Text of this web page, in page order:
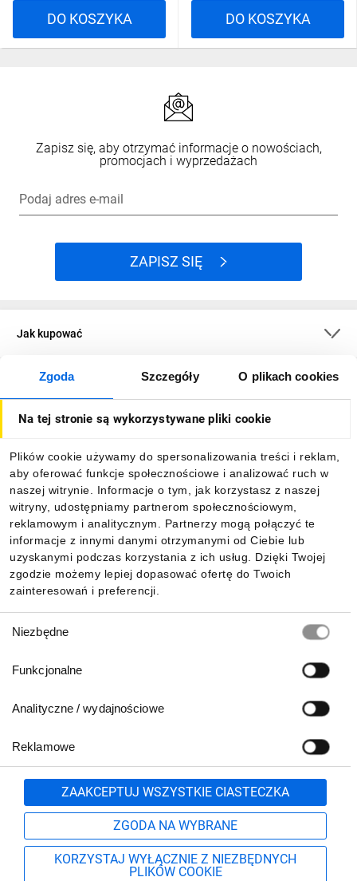
Zgoda Szczegóły O plikach cookies
Na tej stronie są wykorzystywane pliki cookie
Plików cookie używamy do spersonalizowania treści i reklam,
aby oferować funkcje społecznościowe i analizować ruch w
naszej witrynie. Informacje o tym, jak korzystasz z naszej
witryny, udostępniamy partnerom społecznościowym,
reklamowym i analitycznym. Partnerzy mogą połączyć te
informacje z innymi danymi otrzymanymi od Ciebie lub
uzyskanymi podczas korzystania z ich usług. Dzięki Twojej
zgodzie możemy lepiej dopasować ofertę do Twoich
zainteresowań i preferencji.
zgody
Niezbędne
Funkcjonalne
Analityczne / wydajnościowe
Reklamowe
ZAAKCEPTUJ WSZYSTKIE CIASTECZKA
ZGODA NA WYBRANE
KORZYSTAJ WYŁĄCZNIE Z NIEZBĘDNYCH
PLIKÓW COOKIE
DO KOSZYKA DO KOSZYKA
Zapisz się, aby otrzymać informacje o nowościach,
promocjach i wyprzedażach
Podaj adres e-mail
ZAPISZ SIĘ
Jak kupować
O firmie
Informacje
Pobierz naszą aplikację mobilną:
801 500 700 lub
71 37 61 600
Formularz kontaktowy